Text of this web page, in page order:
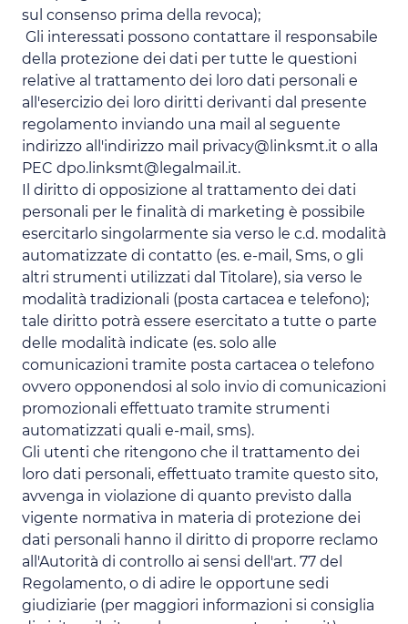
sul consenso prima della revoca);
Gli interessati possono contattare il responsabile
della protezione dei dati per tutte le questioni
relative al trattamento dei loro dati personali e
all'esercizio dei loro diritti derivanti dal presente
regolamento inviando una mail al seguente
indirizzo all'indirizzo mail privacy@linksmt.it o alla
PEC dpo.linksmt@legalmail.it.
Il diritto di opposizione al trattamento dei dati
personali per le finalità di marketing è possibile
esercitarlo singolarmente sia verso le c.d. modalità
automatizzate di contatto (es. e-mail, Sms, o gli
altri strumenti utilizzati dal Titolare), sia verso le
modalità tradizionali (posta cartacea e telefono);
tale diritto potrà essere esercitato a tutte o parte
delle modalità indicate (es. solo alle
comunicazioni tramite posta cartacea o telefono
ovvero opponendosi al solo invio di comunicazioni
promozionali effettuato tramite strumenti
automatizzati quali e-mail, sms).
Gli utenti che ritengono che il trattamento dei
loro dati personali, effettuato tramite questo sito,
avvenga in violazione di quanto previsto dalla
vigente normativa in materia di protezione dei
dati personali hanno il diritto di proporre reclamo
all'Autorità di controllo ai sensi dell'art. 77 del
Regolamento, o di adire le opportune sedi
giudiziarie (per maggiori informazioni si consiglia